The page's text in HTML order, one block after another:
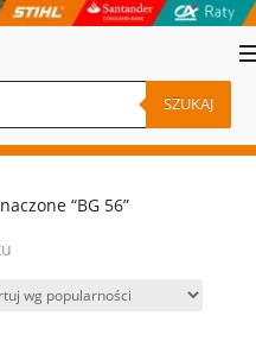
SZUKAJ
“BG 56”